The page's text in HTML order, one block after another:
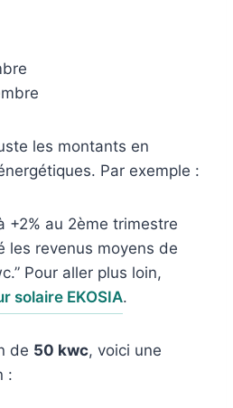
les montants en
Par exemple :
+2% au 2ème trimestre
les revenus moyens de
Pour aller plus loin,
solaire EKOSIA.
de 50 kwc, voici une
: